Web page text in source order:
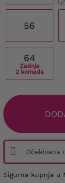
56
64
Zadnja
2 komada
Očekivana
Sigurna kupnja u